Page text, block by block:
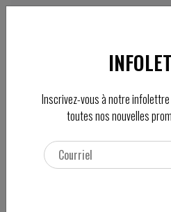
ACCUEIL
Inscrivez-vous à notre
toutes nos nouvelles